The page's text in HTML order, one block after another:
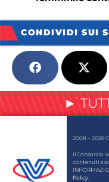
CONDIVIDI SUI
►
2008 – 2026
Il Consorzio
contenuti a
Policy